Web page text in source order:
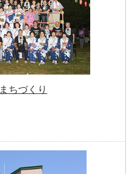
ちづくり